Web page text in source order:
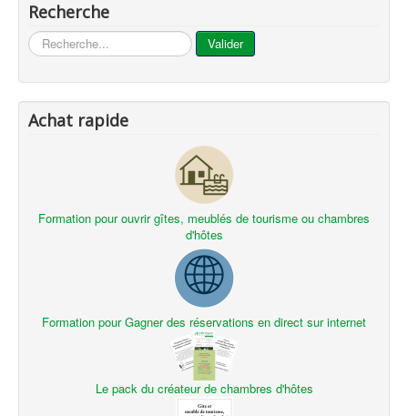
Recherche
... Valider
Achat rapide
Formation pour ouvrir gîtes, meublés de tourisme ou chambres
d'hôtes
Formation pour Gagner des réservations en direct sur internet
Le pack du créateur de chambres d'hôtes